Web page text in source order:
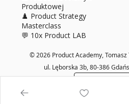
Produktowej
♟️ Product Strategy
Masterclass
💬 10x Product LAB
© 2026 Product Academy,
ul. Lęborska 3b, 80­-386